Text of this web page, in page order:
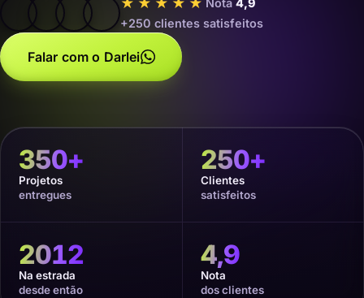
Nota 4,9
+250 clientes satisfeitos
Falar com o Darlei
350+
Projetos
entregues
250+
Clientes
satisfeitos
2012
Na estrada
desde então
4,9
Nota
dos clientes